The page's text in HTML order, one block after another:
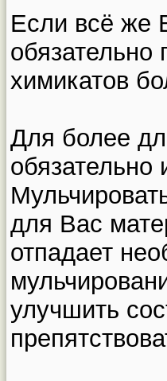
Если всё же
обязательно
химикатов
Для более
обязательно
для Вас
отпадает
улучшить